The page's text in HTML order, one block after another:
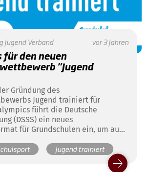
Jugend Verband vor 3 Jahren
den neuen
"Jugend
Gründung des
Jugend trainiert für
führt die Deutsche
(DSSS) ein neues
für Grundschulen ein, um auch
zu begeistern und
Jugend trainiert